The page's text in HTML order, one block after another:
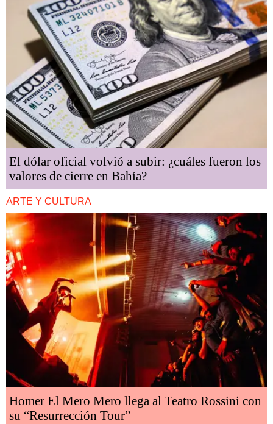
El dólar oficial volvió a subir: ¿cuáles fueron los
valores de cierre en Bahía?
ARTE Y CULTURA
Homer El Mero Mero llega al Teatro Rossini con
su “Resurrección Tour”